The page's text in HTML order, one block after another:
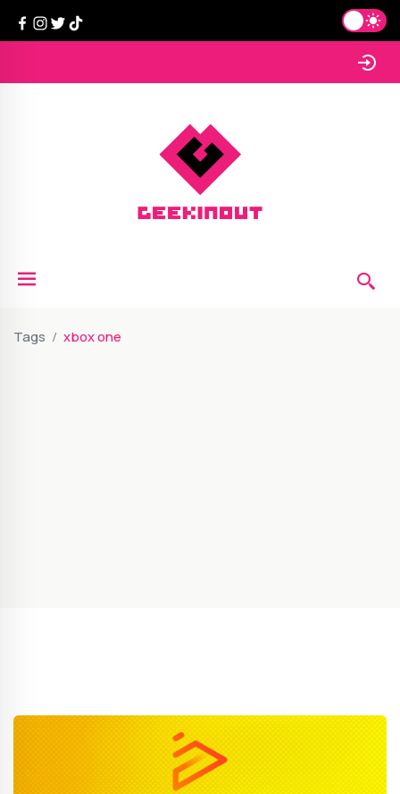
Tags xbox one